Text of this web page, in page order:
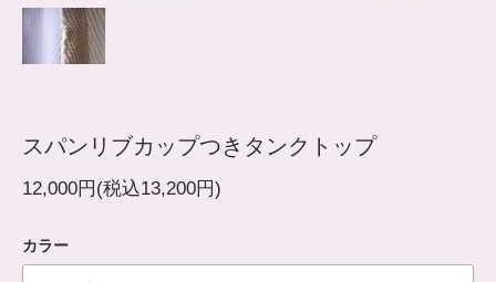
スパンリブカップつきタンクトップ
12,000円(税込13,200円)
カラー